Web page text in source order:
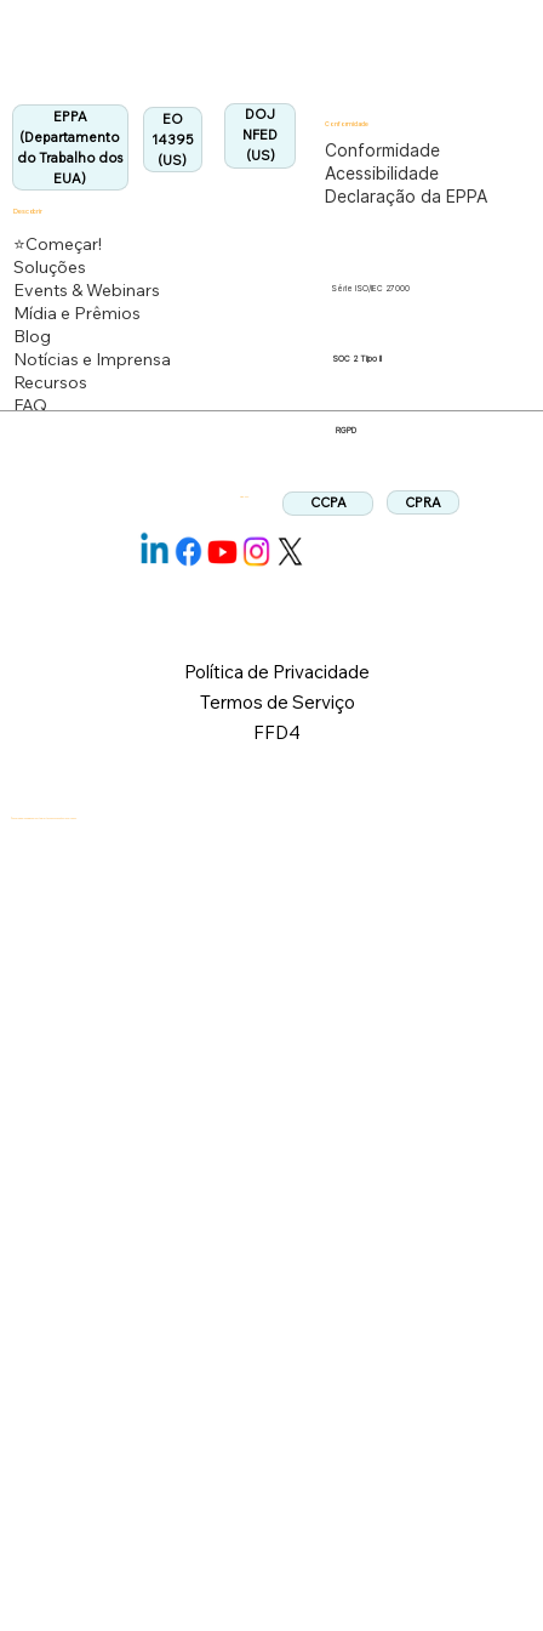
EO
14395
(US)
EPPA
(Departamento
do Trabalho dos
EUA)
DOJ
NFED
(US)
Descobrir
⭐Começar!
Soluções
Events & Webinars
Mídia e Prêmios
Blog
Notícias e Imprensa
Recursos
FAQ
Conformidade
Conformidade
Acessibilidade
Declaração da EPPA
Série ISO/IEC 27000
Política de Privacidade
Termos de Serviço
FFD4
SOC 2 Tipo II
RGPD
CCPA CPRA